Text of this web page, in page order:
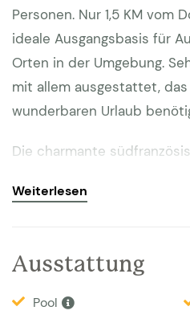
Personen. Nur 1,5 KM vom
ideale Ausgangsbasis für
Orten in der Umgebung.
mit allem ausgestattet,
wunderbaren Urlaub
Die charmante
Dorfes Opio. Der Eingang
mehrere Autos. Etwas von
befindet sich ein schöner
Weiterlesen
Ausstattung
Pool